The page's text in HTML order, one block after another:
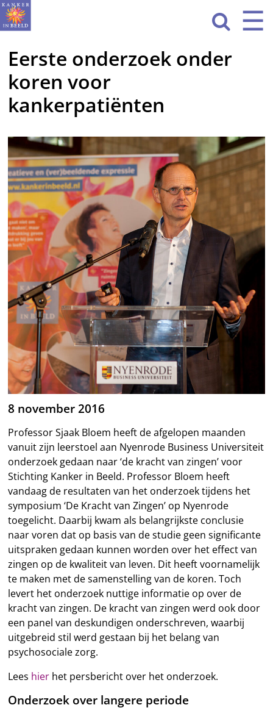
Sla
navigatie
over
☰
HOME
WAT WE DOEN
ACTIVITEITEN
OVER ONS
CONTACT
NIEUWS

Eerste onderzoek onder
koren voor
kankerpatiënten
8 november 2016
Professor Sjaak Bloem heeft de afgelopen maanden
vanuit zijn leerstoel aan Nyenrode Business Universiteit
onderzoek gedaan naar ‘de kracht van zingen’ voor
Stichting Kanker in Beeld. Professor Bloem heeft
vandaag de resultaten van het onderzoek tijdens het
symposium ‘De Kracht van Zingen’ op Nyenrode
toegelicht. Daarbij kwam als belangrijkste conclusie
naar voren dat op basis van de studie geen significante
uitspraken gedaan kunnen worden over het effect van
zingen op de kwaliteit van leven. Dit heeft voornamelijk
te maken met de samenstelling van de koren. Toch
levert het onderzoek nuttige informatie op over de
kracht van zingen. De kracht van zingen werd ook door
een panel van deskundigen onderschreven, waarbij
uitgebreid stil werd gestaan bij het belang van
psychosociale zorg.
Lees hierhet persbericht over het onderzoek.
Onderzoek over langere periode